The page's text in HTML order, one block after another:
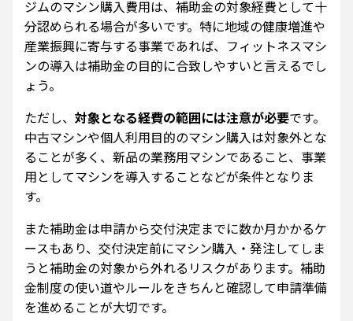
ジムのマシン購入費用は、補助金の対象経費として十
分認められる場合が多いです。特に地域の健康増進や
産業振興に寄与する事業であれば、フィットネスマシ
ンの導入は補助金の目的に合致しやすいと言えるでし
ょう。
ただし、 対象となる経費の範囲には注意が必要です。
中古マシンや個人利用目的のマシン購入は対象外とな
ることが多く、新品の業務用マシンであること、事業
用としてマシンを導入することなどが条件となりま
す。
また補助金は申請から交付決定までに数か月かかるケ
ースもあり、交付決定前にマシン購入・発注してしま
うと補助金の対象から外れるリスクがあります。補助
金制度の使い道やルールをきちんと確認して申請準備
を進めることが大切です。